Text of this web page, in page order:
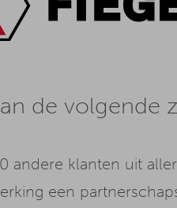
de volgende
andere klanten uit
een